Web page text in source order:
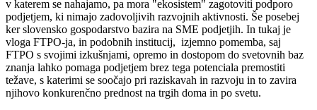
v katerem se nahajamo, pa mora "ekosistem" zagotoviti podporo
podjetjem, ki nimajo zadovoljivih razvojnih aktivnosti. Še posebej
ker slovensko gospodarstvo bazira na SME podjetjih. In tukaj je
vloga FTPO-ja, in podobnih institucij, izjemno pomemba, saj
FTPO s svojimi izkušnjami, opremo in dostopom do svetovnih baz
znanja lahko pomaga podjetjem brez tega potenciala premostiti
težave, s katerimi se soočajo pri raziskavah in razvoju in to zavira
njihovo konkurenčno prednost na trgih doma in po svetu.